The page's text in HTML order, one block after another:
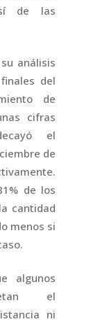
de las
análisis
del
de
cifras
el
de
de los
cantidad
menos si
algunos
el
ni